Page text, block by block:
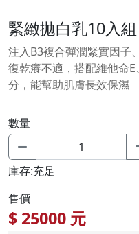
緊緻拋白乳10入組
注入B3複合彈潤緊實因子
復乾癢不適，搭配維他命
分，能幫助肌膚長效保濕
數量
庫存:充足
售價
$ 25000 元